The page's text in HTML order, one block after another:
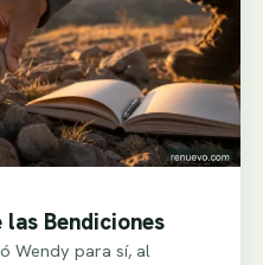
las Bendiciones
Wendy para sí, al